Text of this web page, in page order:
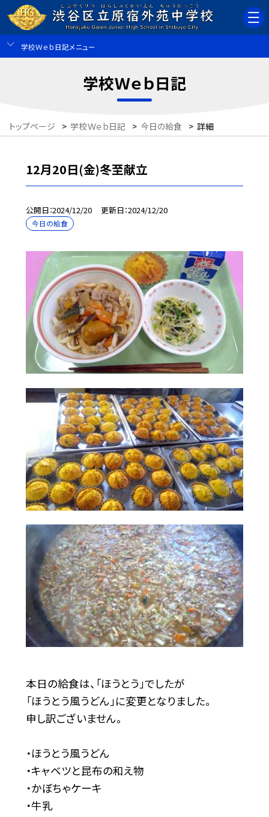
学校Ｗｅｂ日記メニュー
学校Ｗｅｂ日記
トップページ > 学校Ｗｅｂ日記 > 今日の給食 > 詳細
12月20日(金)冬至献立
公開日 2024/12/20 更新日 2024/12/20
今日の給食
本日の給食は、「ほうとう」でしたが
「ほうとう風うどん」に変更となりました。
申し訳ございません。
・ほうとう風うどん
・キャベツと昆布の和え物
・かぼちゃケーキ
・牛乳